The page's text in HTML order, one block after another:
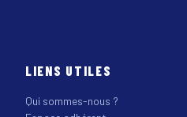
LIENS UTILES
Qui sommes-nous ?